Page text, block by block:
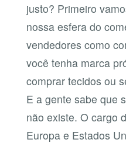
justo? Primeiro
nossa esfera do
vendedores como
você tenha marca
comprar tecidos ou
E a gente sabe que
não existe. O cargo
Europa e Estados